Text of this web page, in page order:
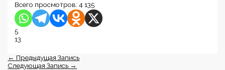
Всего просмотров: 4 135
5
13
← Предыдущая Запись
Следующая Запись →